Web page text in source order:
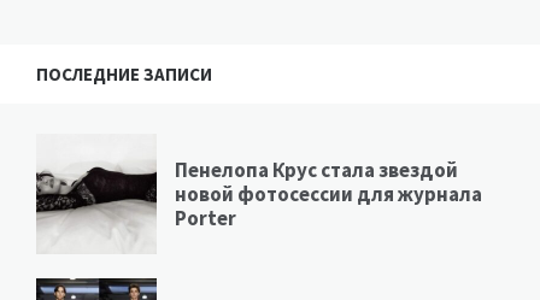
ПОСЛЕДНИЕ ЗАПИСИ
Пенелопа Крус стала звездой
новой фотосессии для журнала
Porter